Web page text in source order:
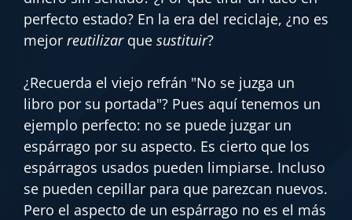
perfecto estado? En la era del reciclaje, ¿no es
mejor reutilizarque sustituir?
¿Recuerda el viejo refrán "No se juzga un
libro por su portada"? Pues aquí tenemos un
ejemplo perfecto: no se puede juzgar un
espárrago por su aspecto. Es cierto que los
espárragos usados pueden limpiarse. Incluso
se pueden cepillar para que parezcan nuevos.
Pero el aspecto de un espárrago no es el más